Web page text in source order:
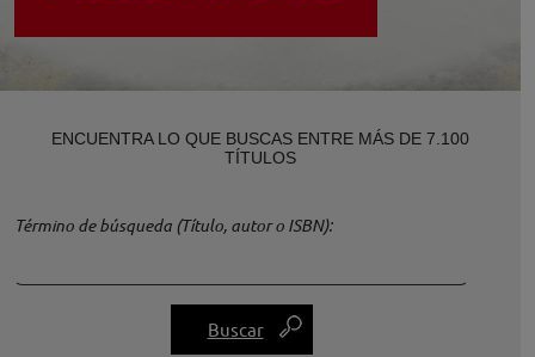
ENCUENTRA LO QUE BUSCAS ENTRE MÁS DE 7.100
TÍTULOS
Término de búsqueda (Título, autor o ISBN)